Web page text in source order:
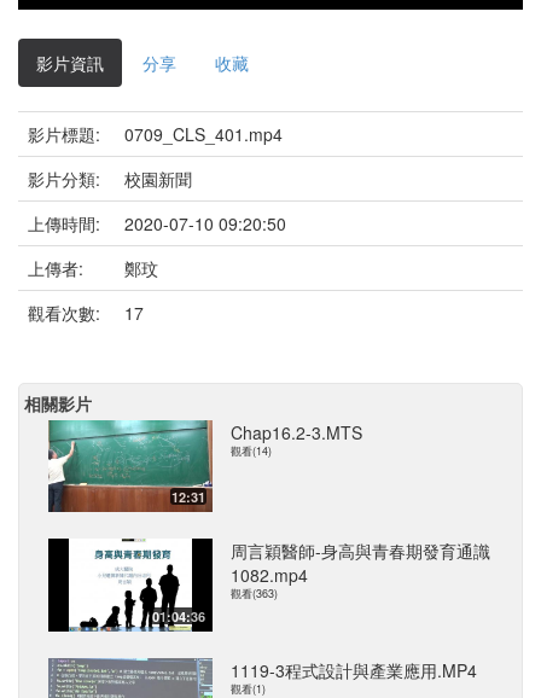
影片資訊 分享 收藏
影片標題:
0709_CLS_401.mp4
影片分類:
校園新聞
上傳時間:
2020-07-10 09:20:50
上傳者:
鄭玟
觀看次數:
17
相關影片
12:31
Chap16.2-3.MTS
觀看(14)
01:04:36
周言穎醫師-身高與青春期發育通識
1082.mp4
觀看(363)
1119-3程式設計與產業應用.MP4
觀看(1)